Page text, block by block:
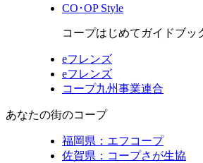
CO･OP Style
コープはじめてガイドブッ
eフレンズ
eフレンズ
コープ九州事業連合
あなたの街のコープ
福岡県：エフコープ
佐賀県：コープさが生協